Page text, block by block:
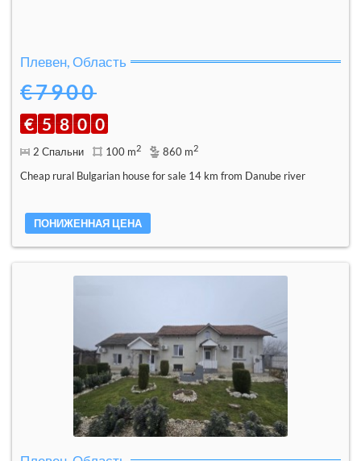
Плевен, Область
€7900
€ 5 8 0 0
2 Спальни 100 m2 860 m2
Cheap rural Bulgarian house for sale 14 km from Danube river
ПОНИЖЕННАЯ ЦЕНА